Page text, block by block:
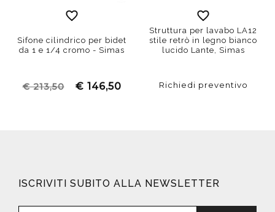
Sifone cilindrico per bidet
da 1 e 1/4 cromo - Simas
€ 213,50 € 146,50
Struttura per lavabo LA12
stile retrò in legno bianco
lucido Lante, Simas
Richiedi preventivo
ISCRIVITI SUBITO ALLA NEWSLETTER